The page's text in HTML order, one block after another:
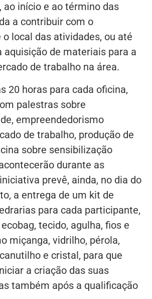
ao início e ao término das
a contribuir com o
local das atividades, ou até
aquisição de materiais para a
de trabalho na área.
20 horas para cada oficina,
palestras sobre
empreendedorismo
de trabalho, produção de
sobre sensibilização
durante as
prevê, ainda, no dia do
a entrega de um kit de
para cada participante,
tecido, agulha, fios e
miçanga, vidrilho, pérola,
e cristal, para que
a criação das suas
também após a qualificação